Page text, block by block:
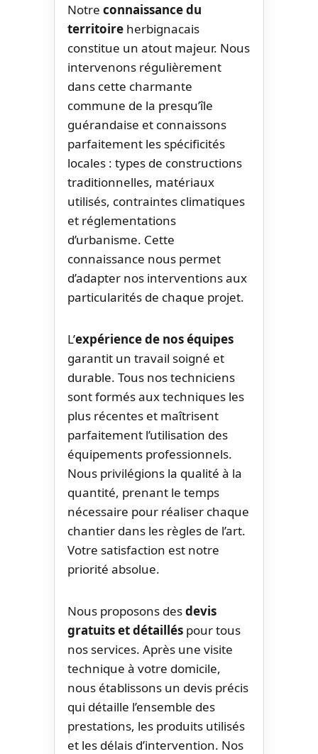
Notre connaissance du
territoire herbignacais
constitue un atout majeur. Nous
intervenons régulièrement
dans cette charmante
commune de la presqu’île
guérandaise et connaissons
parfaitement les spécificités
locales : types de constructions
traditionnelles, matériaux
utilisés, contraintes climatiques
et réglementations
d’urbanisme. Cette
connaissance nous permet
d’adapter nos interventions aux
particularités de chaque projet.
L’expérience de nos équipes
garantit un travail soigné et
durable. Tous nos techniciens
sont formés aux techniques les
plus récentes et maîtrisent
parfaitement l’utilisation des
équipements professionnels.
Nous privilégions la qualité à la
quantité, prenant le temps
nécessaire pour réaliser chaque
chantier dans les règles de l’art.
Votre satisfaction est notre
priorité absolue.
Nous proposons desdevis
gratuits et détaillés pour tous
nos services. Après une visite
technique à votre domicile,
nous établissons un devis précis
qui détaille l’ensemble des
prestations, les produits utilisés
et les délais d’intervention. Nos